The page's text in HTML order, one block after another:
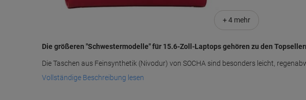
+4 mehr
Die größeren "Schwestermodelle" für 15.6-Zoll-Laptops gehören zu den
Die Taschen aus Feinsynthetik (Nivodur) von SOCHA sind besonders leicht,
Vollständige Beschreibung lesen